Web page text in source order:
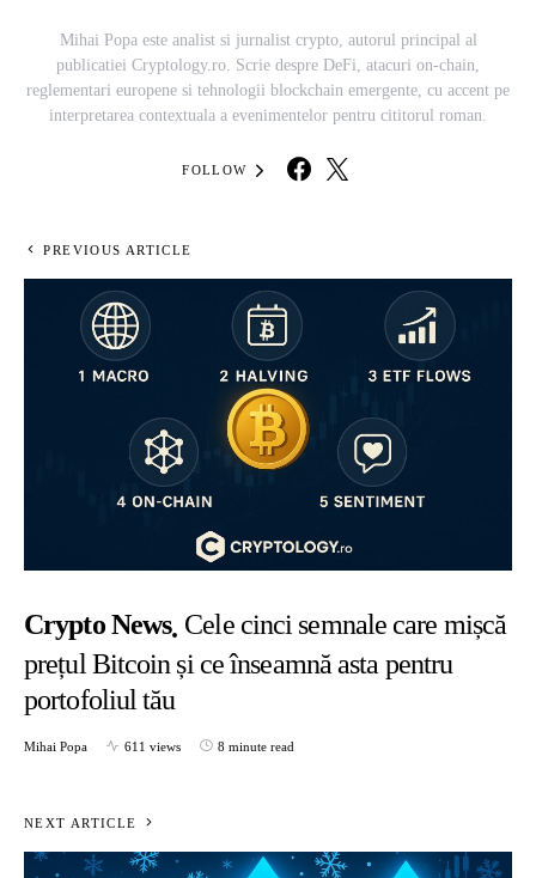
Mihai Popa este analist si jurnalist crypto, autorul principal al
publicatiei Cryptology.ro. Scrie despre DeFi, atacuri on-chain,
reglementari europene si tehnologii blockchain emergente, cu accent pe
interpretarea contextuala a evenimentelor pentru cititorul roman.
FOLLOW
PREVIOUS ARTICLE
Crypto News Cele cinci semnale care mișcă
prețul Bitcoin și ce înseamnă asta pentru
portofoliul tău
Mihai Popa 611 views 8 minute read
NEXT ARTICLE